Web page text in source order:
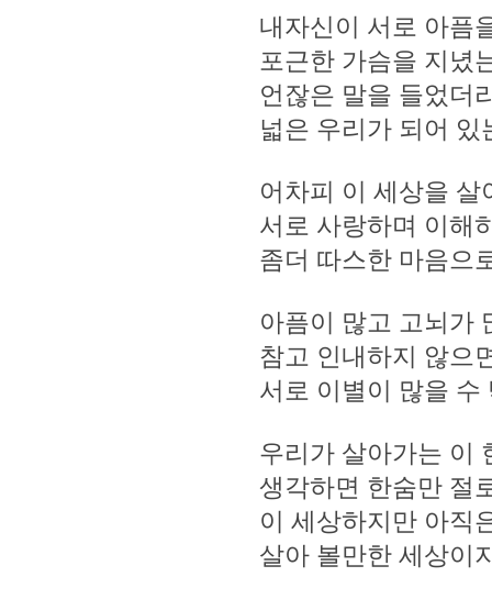
내자신이 서로 아픔
포근한 가슴을 지녔
언잖은 말을 들었더
넓은 우리가 되어
어차피 이 세상을 살
서로 사랑하며 이해
좀더 따스한 마음으
아픔이 많고 고뇌가
참고 인내하지 않으
서로 이별이 많을 수
우리가 살아가는 이
생각하면 한숨만 절
이 세상하지만 아직
살아 볼만한 세상이